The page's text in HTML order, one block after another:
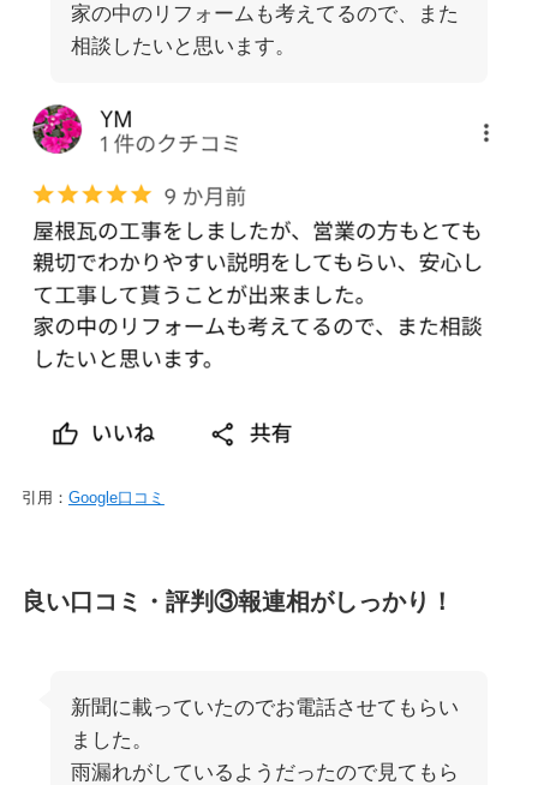
家の中のリフォームも考えてるので、また
相談したいと思います。
引用： Google口コミ
良い口コミ・評判③報連相がしっかり！
新聞に載っていたのでお電話させてもらい
ました。
雨漏れがしているようだったので見てもら